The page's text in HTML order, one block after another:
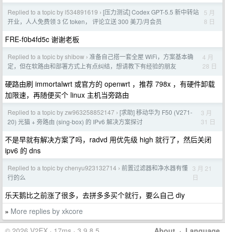
Replied to a topic by l534891619 › [压力测试] Codex GPT-5.5 新中转站
开业，人人免费领 3 亿 token， 评论立送 300 美刀/月会员
5 月
8 日
FRE-f0b4fd5c 谢谢老板
Replied to a topic by shibow › 准备自己搭一套全屋 WiFi，方案基本确
定，但在软路由和部署方式上有点纠结，想请教下有经验的朋友
4 月
28 日
硬路由刷 immortalwrt 或官方的 openwrt ，推荐 798x ，有硬件卸载
加限速，再随便买个 linux 主机当旁路由
Replied to a topic by zw963258852147 › [求助] 移动华为 F50 (V271-
20) 光猫 + 旁路由 (sing-box) 的 IPv6 解决方案探讨
3 月
31 日
不是早就有解决方案了吗，radvd 用优先级 high 就行了，然后关闭
ipv6 的 dns
Replied to a topic by chenyu923132714 › 前置过滤器和净水器有懂
行的么
3 月 21
日
乐天鹅比之前涨了很多，去拼多多买个就行，要么自己 diy
» More replies by xkcore